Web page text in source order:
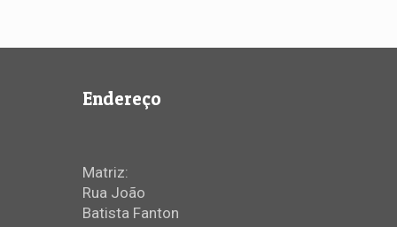
Endereço
Matriz:
Rua João
Batista Fanton